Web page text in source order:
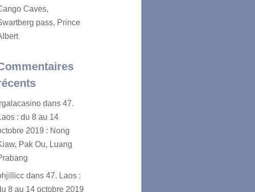
Caves,
pass, Prince
dans47.
: du 8 au 14
2019 : Nong
Pak Ou, Luang
dans47. Laos :
8 au 14 octobre 2019